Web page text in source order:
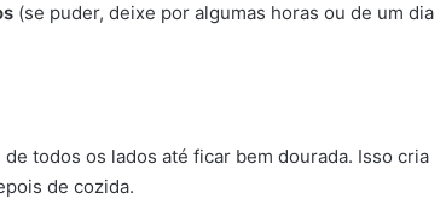
(se puder, deixe por algumas horas ou de um dia
todos os lados até ficar bem dourada. Isso cria
de cozida.